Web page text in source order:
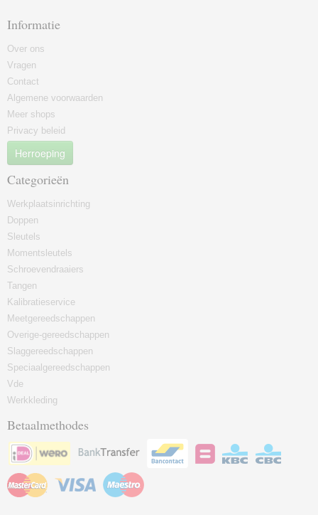
Informatie
Over ons
Vragen
Contact
Algemene voorwaarden
Meer shops
Privacy beleid
Herroeping
Categorieën
Werkplaatsinrichting
Doppen
Sleutels
Momentsleutels
Schroevendraaiers
Tangen
Kalibratieservice
Meetgereedschappen
Overige-gereedschappen
Slaggereedschappen
Speciaalgereedschappen
Vde
Werkkleding
Betaalmethodes